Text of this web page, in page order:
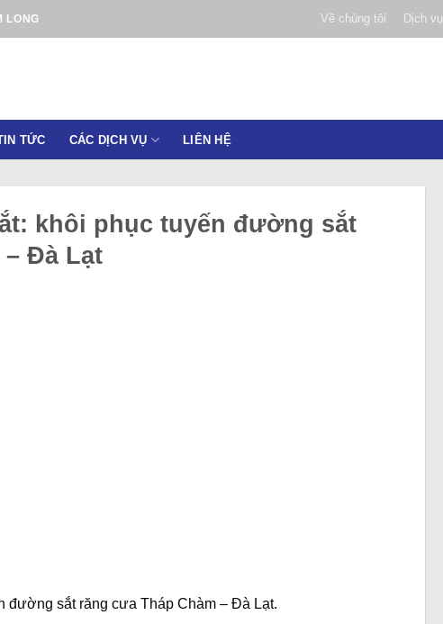
LONG Về chúng tôi Dịch vụ
TỨC CÁC DỊCH VỤ LIÊN HỆ
khôi phục tuyến đường sắt
– Đà Lạt
đường sắt răng cưa Tháp Chàm – Đà Lạt.